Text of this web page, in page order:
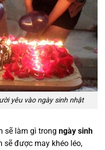
yêu vào ngày sinh nhật
sẽ làm gì trong ngày sinh
sẽ được may khéo léo,